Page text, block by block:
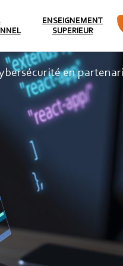
ENSEIGNEMENT
SUPERIEUR
en
&
avec le